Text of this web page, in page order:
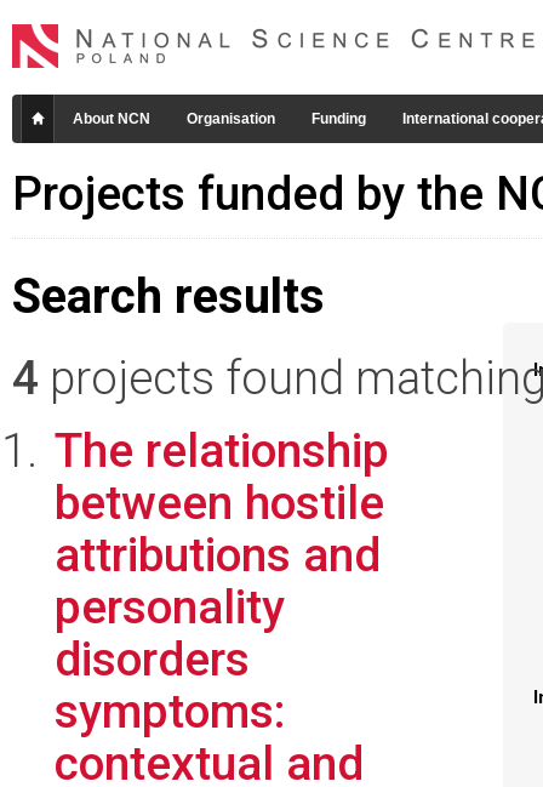
About NCN Organisation Funding International
Projects funded by the
Search results
4 projects found
The relationship
between hostile
attributions and
personality
disorders
symptoms:
contextual and